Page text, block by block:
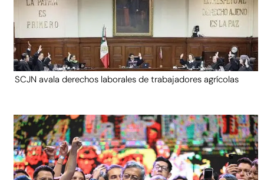
SCJN avala derechos laborales de trabajadores agrícolas